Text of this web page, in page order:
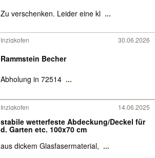
Zu verschenken. Leider eine kl ...
Inzigkofen 30.06.2026
Rammstein Becher
Abholung in 72514 ...
Inzigkofen 14.06.2025
stabile wetterfeste Abdeckung/Deckel für
d. Garten etc. 100x70 cm
aus dickem Glasfasermaterial, ...